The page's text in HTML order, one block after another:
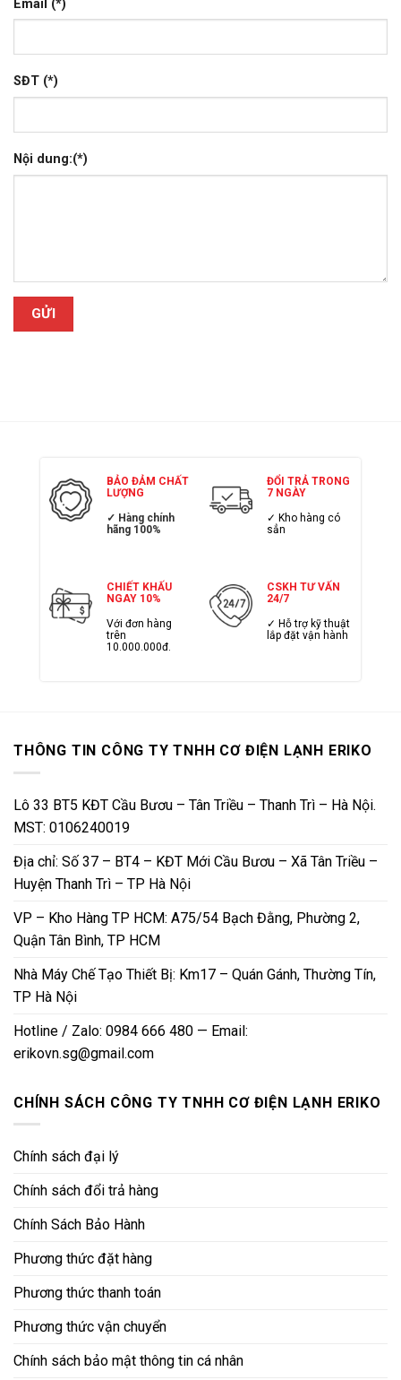
Email (*)
SĐT (*)
Nội dung:(*)
BẢO ĐẢM CHẤT
LƯỢNG
✓ Hàng chính
hãng 100%
ĐỔI TRẢ TRONG
7 NGÀY
✓ Kho hàng có
sẳn
CHIẾT KHẤU
NGAY 10%
Với đơn hàng
trên
10.000.000đ.
CSKH TƯ VẤN
24/7
✓ Hỗ trợ kỹ thuật
lắp đặt vận hành
THÔNG TIN CÔNG TY TNHH CƠ ĐIỆN LẠNH ERIKO
Lô 33 BT5 KĐT Cầu Bươu – Tân Triều – Thanh Trì – Hà Nội.
MST: 0106240019
Địa chỉ: Số 37 – BT4 – KĐT Mới Cầu Bươu – Xã Tân Triều –
Huyện Thanh Trì – TP Hà Nội
VP – Kho Hàng TP HCM: A75/54 Bạch Đằng, Phường 2,
Quận Tân Bình, TP HCM
Nhà Máy Chế Tạo Thiết Bị: Km17 – Quán Gánh, Thường Tín,
TP Hà Nội
Hotline / Zalo: 0984 666 480 — Email:
erikovn.sg@gmail.com
CHÍNH SÁCH CÔNG TY TNHH CƠ ĐIỆN LẠNH ERIKO
Chính sách đại lý
Chính sách đổi trả hàng
Chính Sách Bảo Hành
Phương thức đặt hàng
Phương thức thanh toán
Phương thức vận chuyển
Chính sách bảo mật thông tin cá nhân